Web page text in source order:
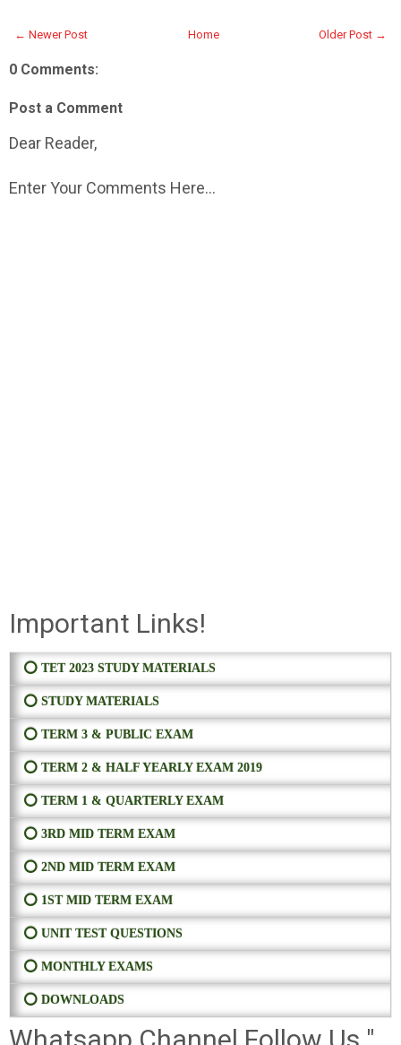
← Newer Post Older Post →
Home
0 Comments:
Post a Comment
Dear Reader,
Enter Your Comments Here...
Important Links!
⭕ TET 2023 STUDY MATERIALS
⭕ STUDY MATERIALS
⭕ TERM 3 & PUBLIC EXAM
⭕ TERM 2 & HALF YEARLY EXAM 2019
⭕ TERM 1 & QUARTERLY EXAM
⭕ 3RD MID TERM EXAM
⭕ 2ND MID TERM EXAM
⭕ 1ST MID TERM EXAM
⭕ UNIT TEST QUESTIONS
⭕ MONTHLY EXAMS
⭕ DOWNLOADS